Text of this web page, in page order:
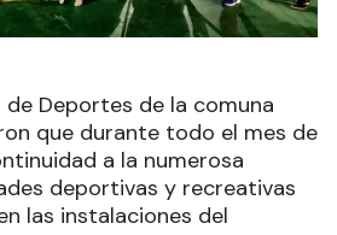
de Deportes de la comuna
que durante todo el mes de
a la numerosa
deportivas y recreativas
las instalaciones del